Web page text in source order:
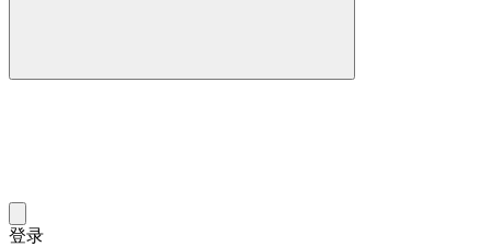
登录